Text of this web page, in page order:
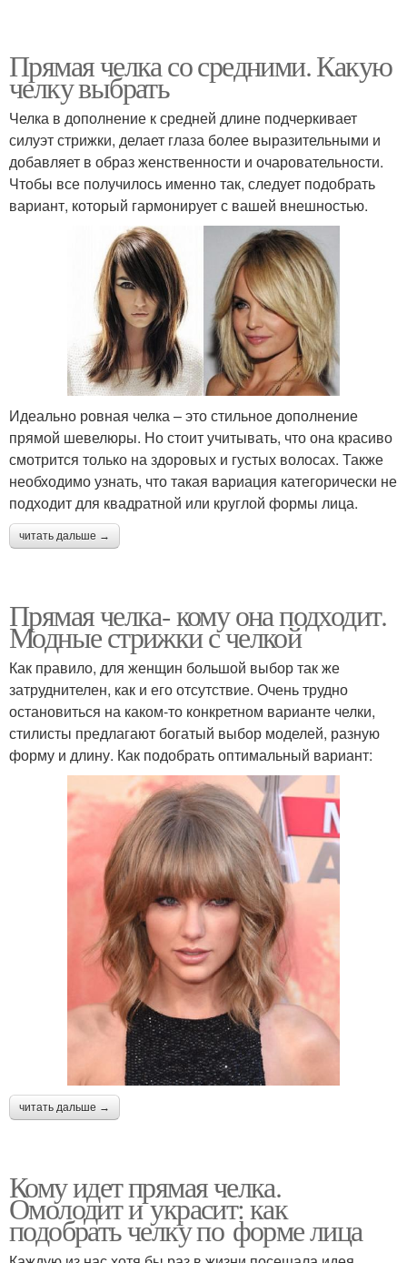
Прямая челка со средними. Какую
челку выбрать
Челка в дополнение к средней длине подчеркивает
силуэт стрижки, делает глаза более выразительными и
добавляет в образ женственности и очаровательности.
Чтобы все получилось именно так, следует подобрать
вариант, который гармонирует с вашей внешностью.
Идеально ровная челка – это стильное дополнение
прямой шевелюры. Но стоит учитывать, что она красиво
смотрится только на здоровых и густых волосах. Также
необходимо узнать, что такая вариация категорически не
подходит для квадратной или круглой формы лица.
читать дальше →
Прямая челка- кому она подходит.
Модные стрижки с челкой
Как правило, для женщин большой выбор так же
затруднителен, как и его отсутствие. Очень трудно
остановиться на каком-то конкретном варианте челки,
стилисты предлагают богатый выбор моделей, разную
форму и длину. Как подобрать оптимальный вариант:
читать дальше →
Кому идет прямая челка.
Омолодит и украсит: как
подобрать челку по форме лица